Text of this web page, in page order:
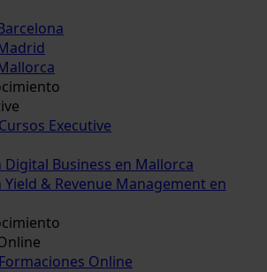
Executive
Digital Business en Mallorca
Yield & Revenue Management en
Online